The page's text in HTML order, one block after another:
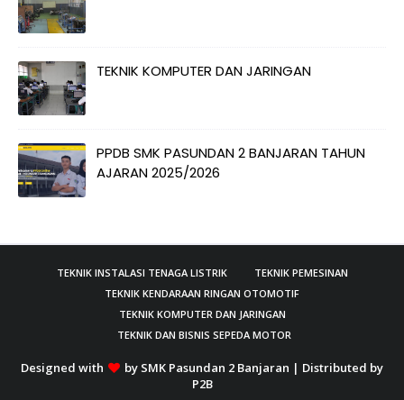
TEKNIK KOMPUTER DAN JARINGAN
PPDB SMK PASUNDAN 2 BANJARAN TAHUN
AJARAN 2025/2026
TEKNIK INSTALASI TENAGA LISTRIK
TEKNIK PEMESINAN
TEKNIK KENDARAAN RINGAN OTOMOTIF
TEKNIK KOMPUTER DAN JARINGAN
TEKNIK DAN BISNIS SEPEDA MOTOR
Designed with by SMK Pasundan 2 Banjaran | Distributed by
P2B